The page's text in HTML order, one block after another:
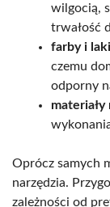
wilgocią,
trwałość
farby i
czemu
odporny
materiały
Oprócz samych
narzędzia.
zależności od